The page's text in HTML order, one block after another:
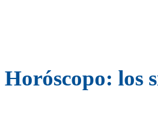
Horóscopo: los